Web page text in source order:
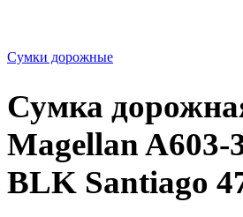
Сумки дорожные
Сумка
Magellan A603-
BLK Santiago